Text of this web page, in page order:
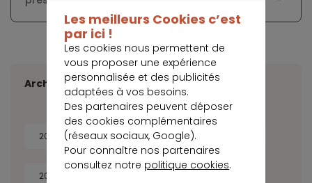
Archives
2026 2025 2024
2022
Les meilleurs Cookies c’est
par ici !
Les cookies nous permettent de
vous proposer une expérience
personnalisée et des publicités
adaptées à vos besoins.
Des partenaires peuvent déposer
des cookies complémentaires
(réseaux sociaux, Google).
Pour connaître nos partenaires
consultez notre politique cookies.